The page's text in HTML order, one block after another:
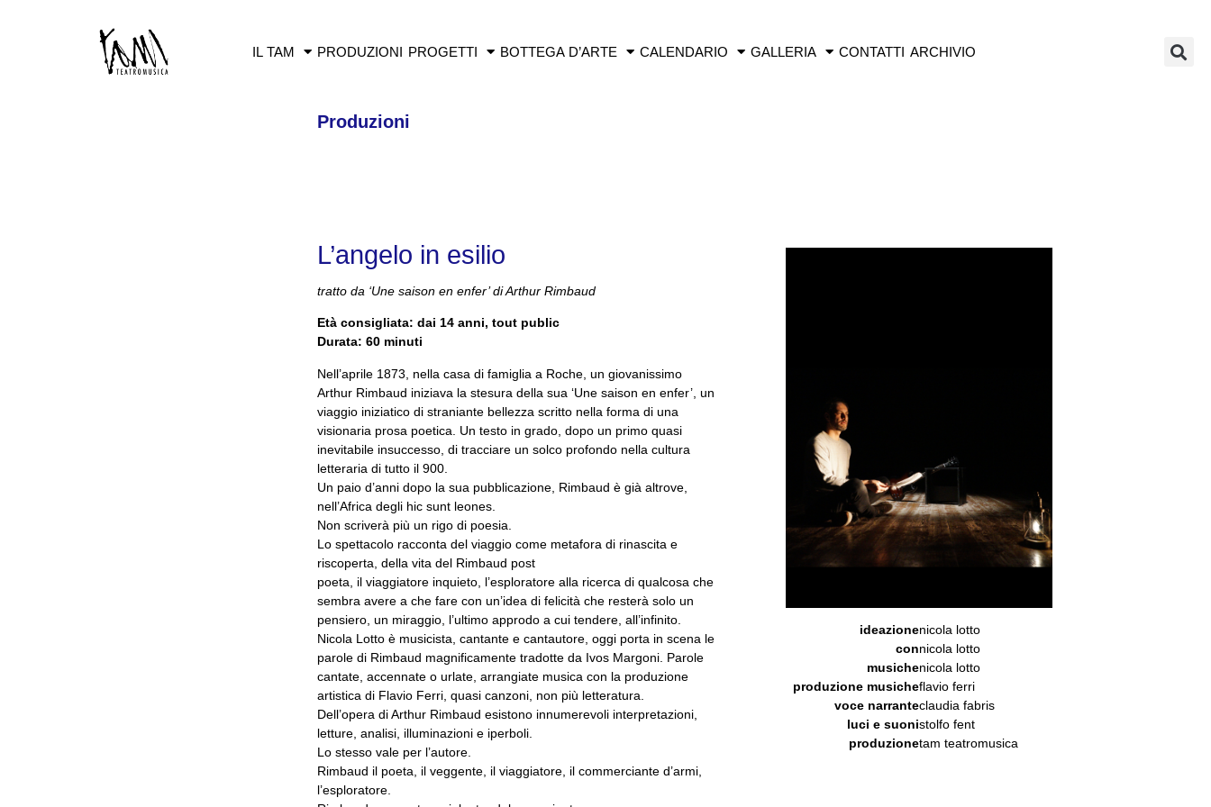
IL TAM PRODUZIONI PROGETTI BOTTEGA D’ARTE CALENDARIO GALLERIA CONTATTI ARCHIVIO
Produzioni
L’angelo in esilio
tratto da ‘Une saison en enfer’ di Arthur Rimbaud
Età consigliata: dai 14 anni, tout public
Durata: 60 minuti
Nell’aprile 1873, nella casa di famiglia a Roche, un giovanissimo
Arthur Rimbaud iniziava la stesura della sua ‘Une saison en enfer’, un
viaggio iniziatico di straniante bellezza scritto nella forma di una
visionaria prosa poetica. Un testo in grado, dopo un primo quasi
inevitabile insuccesso, di tracciare un solco profondo nella cultura
letteraria di tutto il 900.
Un paio d’anni dopo la sua pubblicazione, Rimbaud è già altrove,
nell’Africa degli hic sunt leones.
Non scriverà più un rigo di poesia.
Lo spettacolo racconta del viaggio come metafora di rinascita e
riscoperta, della vita del Rimbaud post
poeta, il viaggiatore inquieto, l’esploratore alla ricerca di qualcosa che
sembra avere a che fare con un’idea di felicità che resterà solo un
pensiero, un miraggio, l’ultimo approdo a cui tendere, all’infinito.
Nicola Lotto è musicista, cantante e cantautore, oggi porta in scena le
parole di Rimbaud magnificamente tradotte da Ivos Margoni. Parole
cantate, accennate o urlate, arrangiate musica con la produzione
artistica di Flavio Ferri, quasi canzoni, non più letteratura.
Dell’opera di Arthur Rimbaud esistono innumerevoli interpretazioni,
letture, analisi, illuminazioni e iperboli.
Lo stesso vale per l’autore.
Rimbaud il poeta, il veggente, il viaggiatore, il commerciante d’armi,
l’esploratore.
ideazione
con
musiche
produzione musiche
voce narrante
luci e suoni
produzione
nicola lotto
nicola lotto
nicola lotto
flavio ferri
claudia fabris
stolfo fent
tam teatromusica